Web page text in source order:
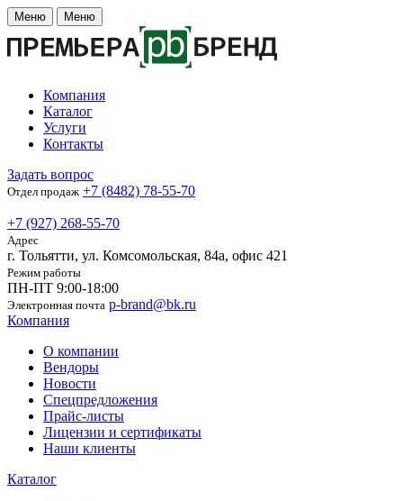
Меню Меню
Компания
Каталог
Услуги
Контакты
Задать вопрос
Отдел продаж +7 (8482) 78-55-70
+7 (927) 268-55-70
Адрес
г. Тольятти, ул. Комсомольская, 84а, офис 421
Режим работы
ПН-ПТ 9:00-18:00
Электронная почта p-brand@bk.ru
Компания
О компании
Вендоры
Новости
Спецпредложения
Прайс-листы
Лицензии и сертификаты
Наши клиенты
Каталог